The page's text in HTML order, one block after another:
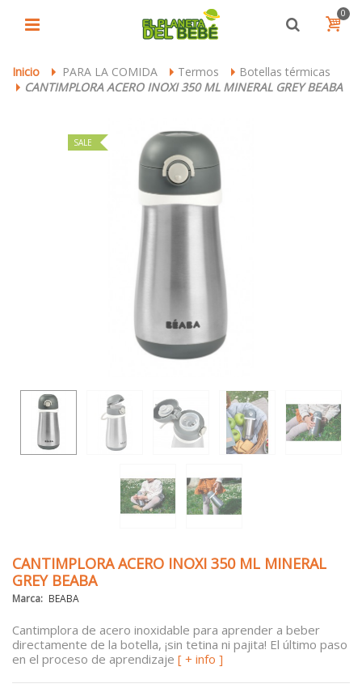
0
Inicio > PARA LA COMIDA > Termos > Botellas térmicas
> CANTIMPLORA ACERO INOXI 350 ML MINERAL GREY BEABA
SALE
CANTIMPLORA ACERO INOXI 350 ML MINERAL
GREY BEABA
Marca: BEABA
Cantimplora de acero inoxidable para aprender a beber
directamente de la botella, ¡sin tetina ni pajita! El último paso
en el proceso de aprendizaje [ + info ]